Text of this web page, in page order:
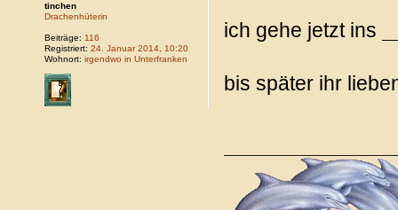
ich gehe jetzt ins
bis später ihr
tinchen
Drachenhüterin
Beiträge: 116
Registriert: 24. Januar 2014, 10:20
Wohnort: irgendwo in Unterfranken